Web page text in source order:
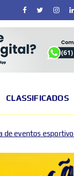
CLASSIFICADOS
culturais 2026